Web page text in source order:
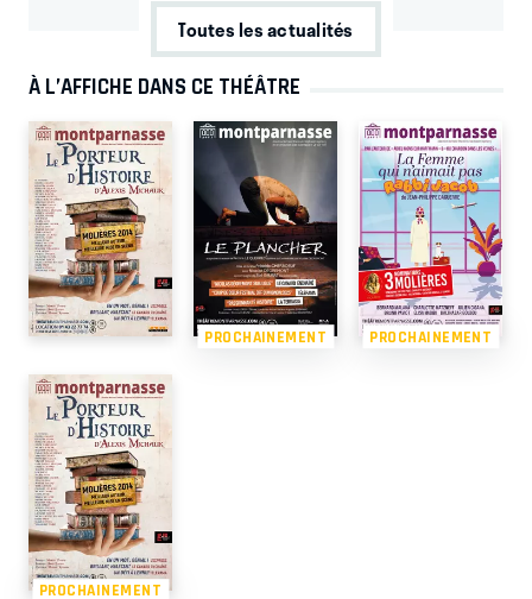
Toutes les actualités
À L’AFFICHE DANS CE THÉÂTRE
PROCHAINEMENT PROCHAINEMENT
PROCHAINEMENT